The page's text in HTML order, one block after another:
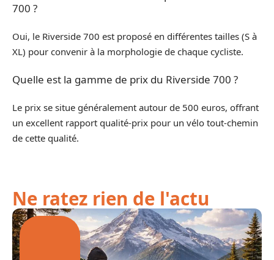
700 ?
Oui, le Riverside 700 est proposé en différentes tailles (S à
XL) pour convenir à la morphologie de chaque cycliste.
Quelle est la gamme de prix du Riverside 700 ?
Le prix se situe généralement autour de 500 euros, offrant
un excellent rapport qualité-prix pour un vélo tout-chemin
de cette qualité.
Ne ratez rien de l'actu